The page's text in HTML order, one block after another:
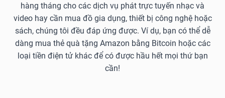
hàng tháng cho các dịch vụ phát trực tuyến nhạc và
video hay cần mua đồ gia dụng, thiết bị công nghệ hoặc
sách, chúng tôi đều đáp ứng được. Ví dụ, bạn có thể dễ
dàng mua thẻ quà tặng Amazon bằng Bitcoin hoặc các
loại tiền điện tử khác để có được hầu hết mọi thứ bạn
cần!